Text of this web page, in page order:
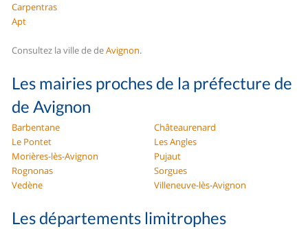
Carpentras
Apt
Consultez la ville de deAvignon.
Les mairies proches de la préfecture de
de Avignon
Barbentane
Châteaurenard
Le Pontet
Les Angles
Morières-lès-Avignon
Pujaut
Rognonas
Sorgues
Vedène
Villeneuve-lès-Avignon
Les départements limitrophes